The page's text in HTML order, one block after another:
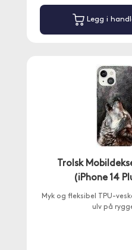
Legg i
Trolsk
(iPhone 14
Myk og fleksibel TPU-
ulv på